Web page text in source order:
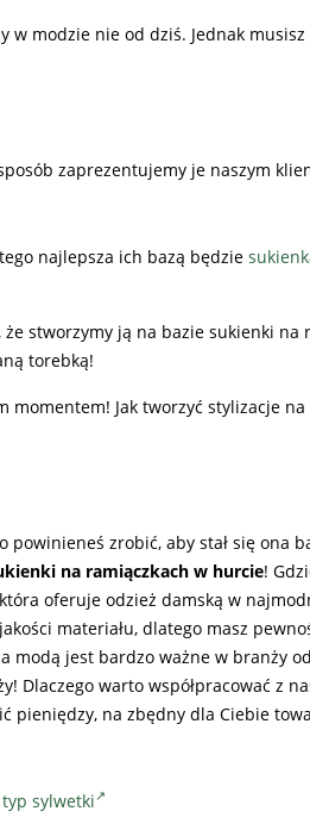
modzie nie od dziś. Jednak
zaprezentujemy je naszym
najlepsza ich bazą będzie
stworzymy ją na bazie sukienki na
torebką!
Jak tworzyć stylizacje
zrobić, aby stał się ona
na ramiączkach w hurcie!
oferuje odzież damską w
materiału, dlatego masz
modą jest bardzo ważne w branży
Dlaczego warto współpracować z
pieniędzy, na zbędny dla Ciebie
sylwetki